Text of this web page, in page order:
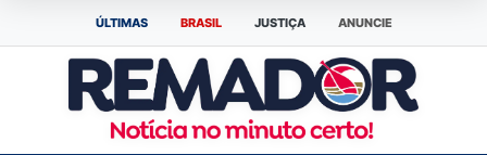
ÚLTIMAS BRASIL JUSTIÇA ANUNCIE